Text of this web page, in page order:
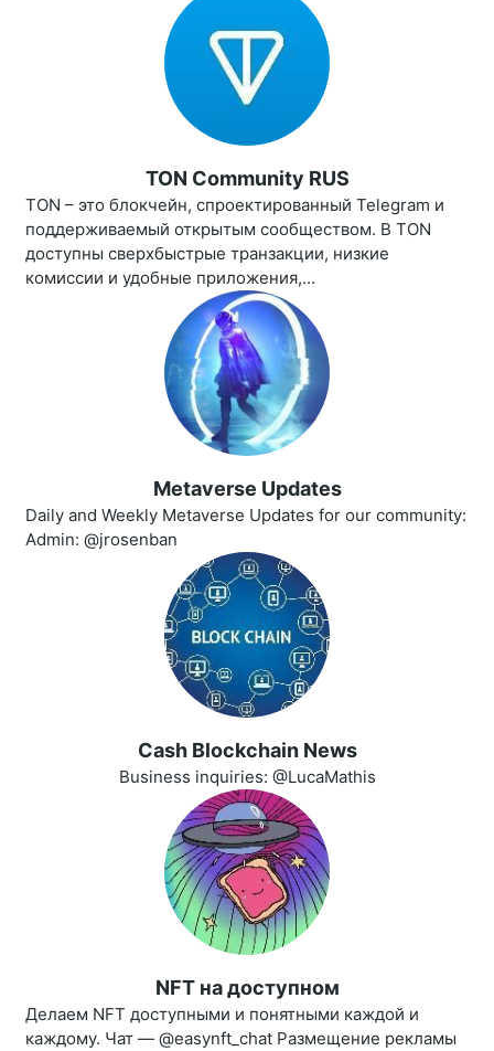
TON Community RUS
TON – это блокчейн, спроектированный Telegram и
поддерживаемый открытым сообществом. В TON
доступны сверхбыстрые транзакции, низкие
комиссии и удобные приложения,...
Metaverse Updates
Daily and Weekly Metaverse Updates for our community:
Admin: @jrosenban
Cash Blockchain News
Business inquiries: @LucaMathis
NFT на доступном
Делаем NFT доступными и понятными каждой и
каждому. Чат — @easynft_chat Размещение рекламы